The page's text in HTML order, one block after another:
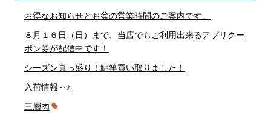
お得なお知らせとお盆の営業時間のご案内です。
８月１６日（日）まで、当店でもご利用出来るアプリクー
ポン券が配信中です！
シーズン真っ盛り！鮎竿買い取りました！
入荷情報～♪
三層肉